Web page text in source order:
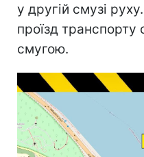
у другій смузі
проїзд
смугою.